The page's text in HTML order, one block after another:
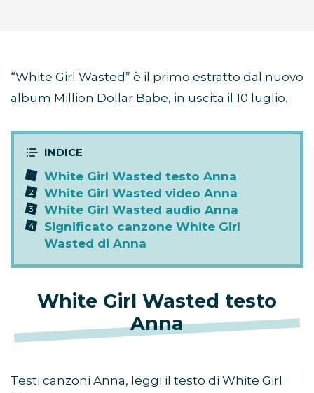
“White Girl Wasted” è il primo estratto dal nuovo
album Million Dollar Babe, in uscita il 10 luglio.
White Girl Wasted testo Anna
White Girl Wasted video Anna
White Girl Wasted audio Anna
Significato canzone White Girl
Wasted di Anna
White Girl Wasted testo
Anna
Testi canzoni Anna, leggi il testo di White Girl